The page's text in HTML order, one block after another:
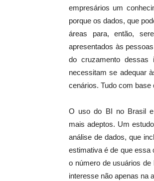
empresários um
porque os dados, que
áreas para, então,
apresentados às
do cruzamento dessas
necessitam se adequar
cenários. Tudo com
O uso do BI no Brasil
mais adeptos. Um
análise de dados, que
estimativa é de que essa
o número de usuários
interesse não apenas na